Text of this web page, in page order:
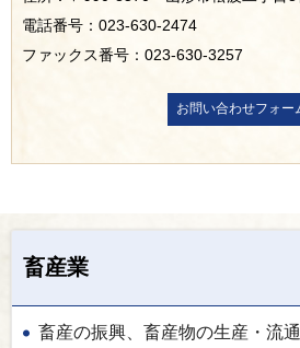
電話番号：023-630-2474
ファックス番号：023-630-3257
畜産業
畜産の振興、畜産物の生産・流通